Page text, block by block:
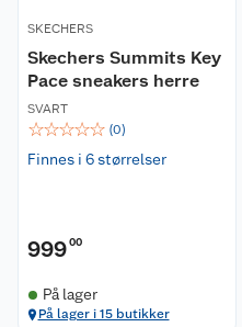
SKECHERS
Skechers Summits Key
Pace sneakers herre
SVART
☆☆☆☆☆ (0)
Finnes i 6 størrelser
99900
På lager
På lager i 15 butikker